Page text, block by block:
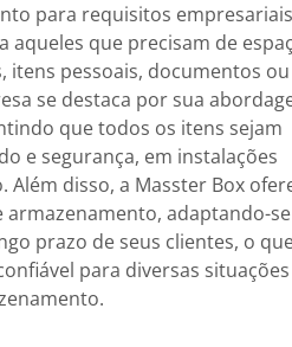
para requisitos
aqueles que precisam de
itens pessoais, documentos ou
se destaca por sua
que todos os itens sejam
e segurança, em instalações
Além disso, a Masster Box
adaptando-
prazo de seus clientes, o
para diversas